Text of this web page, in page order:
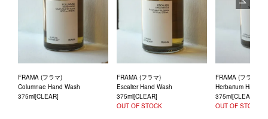
FRAMA (フラマ)
Columnae Hand Wash
375ml[CLEAR]
FRAMA (フラマ)
Escalier Hand Wash
375ml[CLEAR]
OUT OF STOCK
FRAMA (フラマ)
Herbarium Hand
375ml[CLEAR]
OUT OF STOCK